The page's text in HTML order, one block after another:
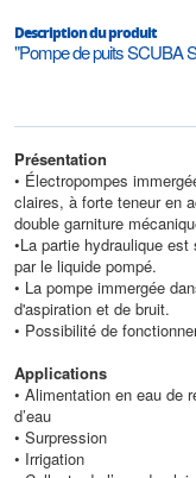
Description du produit
"Pompe de puits SCUBA
Présentation
• Électropompes
claires, à forte teneur en
double garniture
•La partie hydraulique
par le liquide pompé.
• La pompe immergée
d'aspiration et de bruit.
• Possibilité de
Applications
• Alimentation en eau de
d’eau
• Surpression
• Irrigation